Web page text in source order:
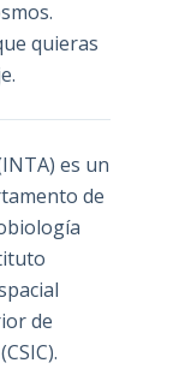
quieras
es un
de
de